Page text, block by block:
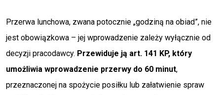
Przerwa lunchowa, zwana potocznie „godziną na obiad”, nie
jest obowiązkowa – jej wprowadzenie zależy wyłącznie od
decyzji pracodawcy. Przewiduje ją art. 141 KP, który
umożliwia wprowadzenie przerwy do 60 minut,
przeznaczonej na spożycie posiłku lub załatwienie spraw